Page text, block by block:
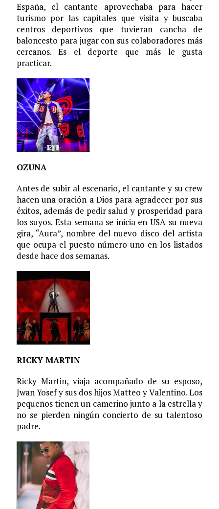
España, el cantante aprovechaba para hacer
turismo por las capitales que visita y buscaba
centros deportivos que tuvieran cancha de
baloncesto para jugar con sus colaboradores más
cercanos. Es el deporte que más le gusta
practicar.
OZUNA
Antes de subir al escenario, el cantante y su crew
hacen una oración a Dios para agradecer por sus
éxitos, además de pedir salud y prosperidad para
los suyos. Esta semana se inicia en USA su nueva
gira, “Aura”, nombre del nuevo disco del artista
que ocupa el puesto número uno en los listados
desde hace dos semanas.
RICKY MARTIN
Ricky Martin, viaja acompañado de su esposo,
Jwan Yosef y sus dos hijos Matteo y Valentino. Los
pequeños tienen un camerino junto a la estrella y
no se pierden ningún concierto de su talentoso
padre.